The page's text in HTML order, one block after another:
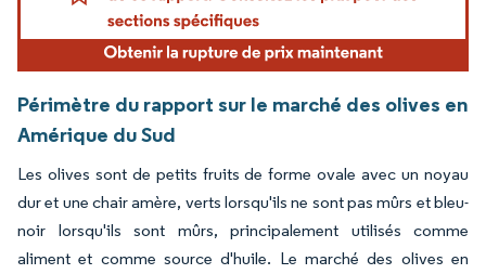
Périmètre du rapport sur le marché des olives en
Amérique du Sud
Les olives sont de petits fruits de forme ovale avec un noyau
dur et une chair amère, verts lorsqu'ils ne sont pas mûrs et bleu-
noir lorsqu'ils sont mûrs, principalement utilisés comme
aliment et comme source d'huile. Le marché des olives en